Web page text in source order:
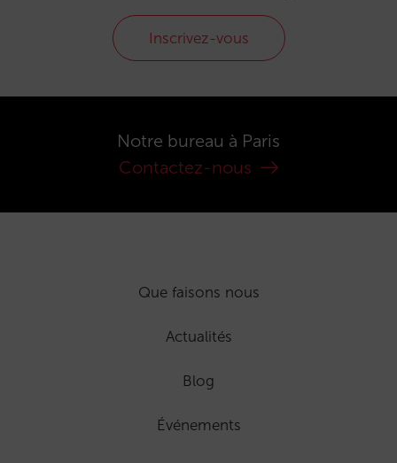
Inscrivez-vous
Notre bureau à Paris
Contactez-nous
Que faisons nous
Actualités
Blog
Événements